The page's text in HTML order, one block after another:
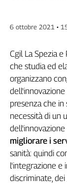
Fisac
Flc
Fp
Nidil
Slc
Spi
Inca
Caaf
Speciali
di
6 ottobre 2021 •
Cgil La Spezia
che studia ed
organizzano
presenza che
necessità di un
migliorare i
sanità: quindi
l'integrazione e
discriminate,